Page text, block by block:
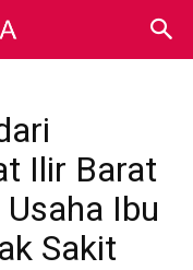
Ilir Barat
Ibu
Sakit